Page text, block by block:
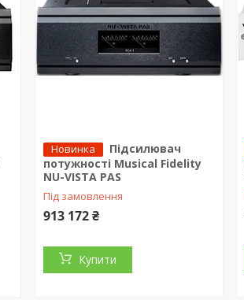
Новинка
Підсилювач
потужності Musical Fidelity
NU-VISTA PAS
Під замовлення
913 172 ₴
Купити